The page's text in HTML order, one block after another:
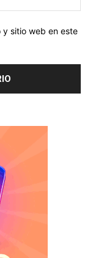
y sitio web en este